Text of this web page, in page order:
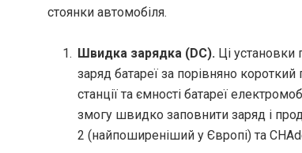
стоянки автомобіля.
Швидка зарядка (DC). Ці
заряд батареї за порівняно
станції та ємності батареї
змогу швидко заповнити заряд і
2 (найпоширеніший у Європі) та